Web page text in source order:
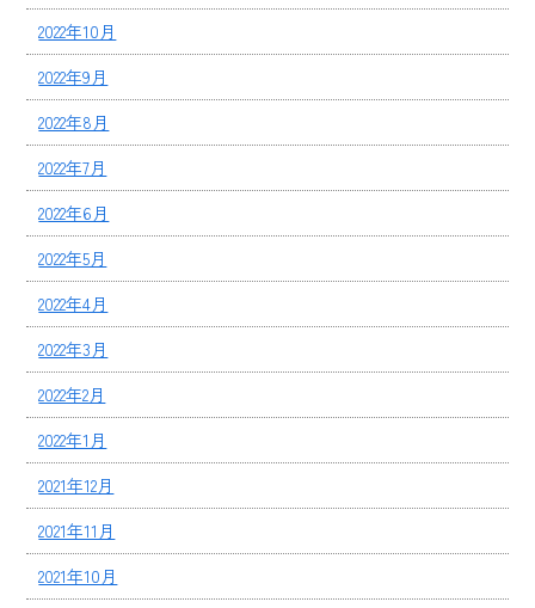
2022年10月
2022年9月
2022年8月
2022年7月
2022年6月
2022年5月
2022年4月
2022年3月
2022年2月
2022年1月
2021年12月
2021年11月
2021年10月